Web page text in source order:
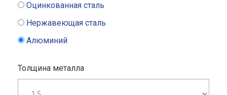
Оцинкованная сталь
Нержавеющая сталь
Алюминий
Толщина металла